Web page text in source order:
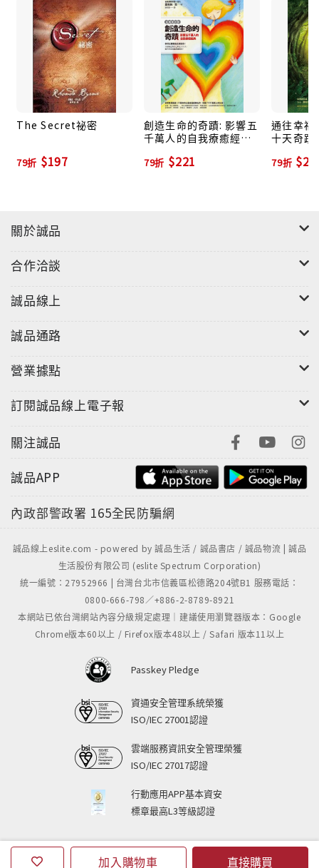
加入購物車 直接購買
The Secret祕密
79折 $197
創造生命的奇蹟: 影響五
千萬人的自我療癒經典
79折 $221
通往幸福
十天奇蹟
79折
關於誠品
合作洽談
誠品線上
誠品通路
營業據點
訂閱誠品線上電子報
關注誠品
誠品APP
內政部警政署 165全民防騙網
誠品線上eslite.com - powered by 誠品生活 / 誠品書店 / 誠品物流 | 誠品
生活股份有限公司 (eslite Spectrum Corporation)
統一編號：27952966 | 台灣台北市信義區松德路204號B1 服務電話：
0800-666-798／+886-2-8789-8921
本網站已依台灣網站內容分級規定處理｜建議使用瀏覽器版本：Google
Chrome版本60以上 / Firefox版本48以上 / Safari 版本11以上
Passkey Pledge
資通安全管理系統榮獲
ISO/IEC 27001認證
雲端服務資訊安全管理榮獲
ISO/IEC 27017認證
行動應用APP基本資安
標章最高L3等級認證